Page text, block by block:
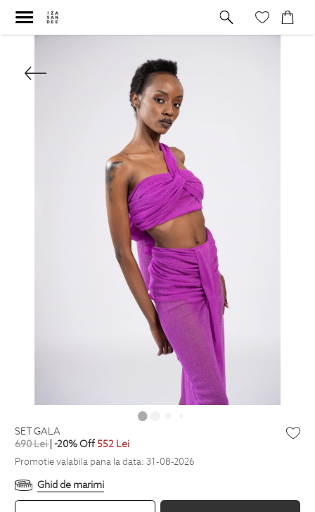
SET GALA
690Lei| -20% Off552 Lei
Promotie valabila pana la data: 31-08-2026
Ghid de marimi